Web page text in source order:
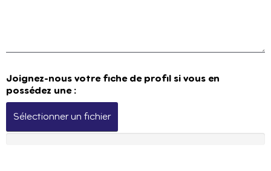
Joignez-nous votre fiche de profil si vous en
possédez une :
Sélectionner un fichier